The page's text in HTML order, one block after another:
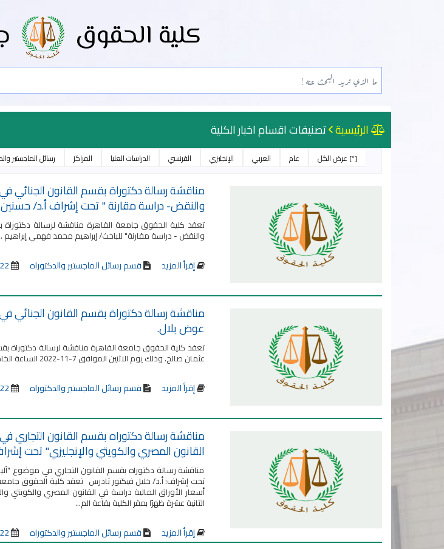
كلية الحقوق
الرئيسية تصنيفات اقسام اخبار الكلية
[*] عرض الكل عام العربي الإنجليزي الفرنسي الدراسات العليا المراكز رسائل الماجستير
مناقشة رسالة دكتوراة بقسم القانون
والنقض- دراسة مقارنة " تحت إشراف أ.د/ حسنين
تعقد كلية الحقوق جامعة القاهرة مناقشة لرسالة
والنقض - دراسة مقارنة" للباحث/ إبراهيم محمد فهمي إبراهيم . وذلك يوم الأحد الموافق 20-11-2022
إقرأ المزيد قسم رسائل الماجستير والدكتوراه 10
مناقشة رسالة دكتوراة بقسم القانون الجنائي
عوض بلال.
تعقد كلية الحقوق جامعة القاهرة مناقشة لرسالة دكتوراة
عثمان صالح. وذلك يوم الاثنين الموافق 7-11-2022 الساعة الخامسة مساءً بمقر الكلية بالشيخ زايد.
إقرأ المزيد قسم رسائل الماجستير والدكتوراه 01
مناقشة رسالة دكتوراه بقسم القانون التجاري
القانون المصري والكويتي والإنجليزي" تحت
مناقشة رسالة دكتوراه بقسم القانون التجاري في موضوع
تحت إشراف: أ.د/ خليل فيكتور تادرس تعقد كلية الحقوق
الثانية عشرة ظهرًا بمقر الكلية بقاعة الم...
إقرأ المزيد قسم رسائل الماجستير والدكتوراه 31